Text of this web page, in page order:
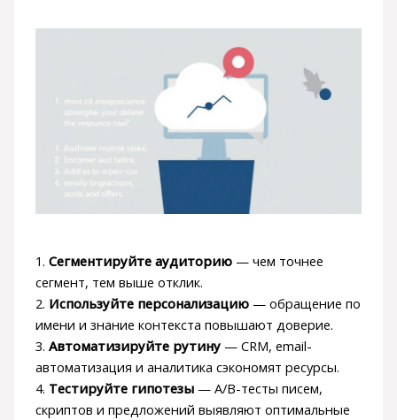
1. Сегментируйте аудиторию— чем точнее
сегмент, тем выше отклик.
2. Используйте персонализацию— обращение по
имени и знание контекста повышают доверие.
3. Автоматизируйте рутину— CRM, email-
автоматизация и аналитика сэкономят ресурсы.
4. Тестируйте гипотезы— A/B-тесты писем,
скриптов и предложений выявляют оптимальные